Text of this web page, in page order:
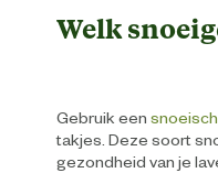
Welk
Gebruik een
takjes. Deze soort
gezondheid van je